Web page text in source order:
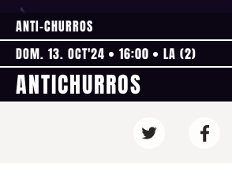
ANTI-CHURROS
DOM. 13. OCT'24
16:00 LA (2)
ANTICHURROS